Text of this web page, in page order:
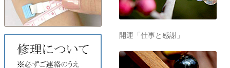
開運「仕事と感謝」